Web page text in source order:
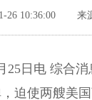
26 10:36:00 来
日电 综合消
迫使两艘美